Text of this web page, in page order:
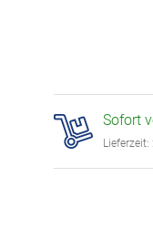
Sofort
Lieferzeit: